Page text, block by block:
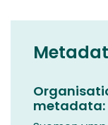
metadata: